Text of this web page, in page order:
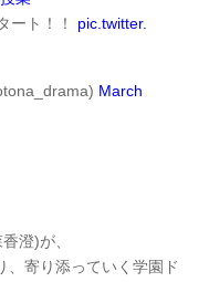
ート！！ pic.twitter.
March
澄)が、
、寄り添っていく学園ド